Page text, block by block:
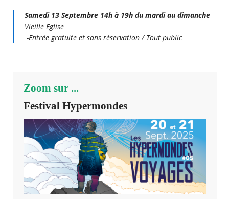
Samedi 13 Septembre 14h à 19h du mardi au dimanche
Vieille Eglise
-Entrée gratuite et sans réservation / Tout public
Zoom sur ...
Festival Hypermondes